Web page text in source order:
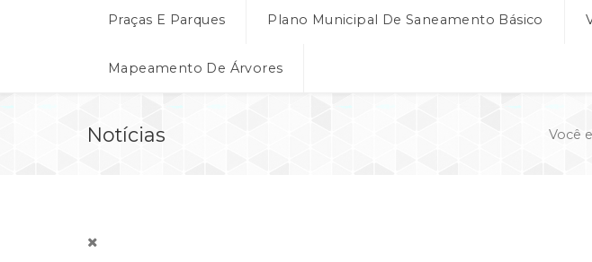
Praças E Parques Plano Municipal De Saneamento Básico
Mapeamento De Árvores
Notícias Você